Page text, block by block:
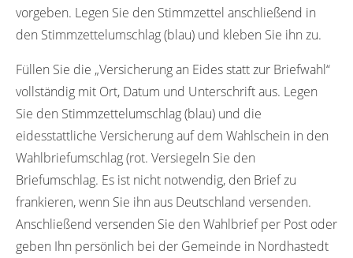
vorgeben. Legen Sie den Stimmzettel anschließend in
den Stimmzettelumschlag (blau) und kleben Sie ihn zu.
Füllen Sie die „Versicherung an Eides statt zur Briefwahl“
vollständig mit Ort, Datum und Unterschrift aus. Legen
Sie den Stimmzettelumschlag (blau) und die
eidesstattliche Versicherung auf dem Wahlschein in den
Wahlbriefumschlag (rot. Versiegeln Sie den
Briefumschlag. Es ist nicht notwendig, den Brief zu
frankieren, wenn Sie ihn aus Deutschland versenden.
Anschließend versenden Sie den Wahlbrief per Post oder
geben Ihn persönlich bei der Gemeinde in Nordhastedt